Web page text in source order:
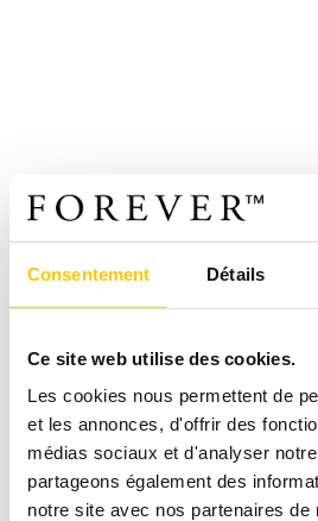
Consentement Détails
Ce site web utilise des cookies.
Les cookies nous permettent de
et les annonces, d'offrir des
médias sociaux et d'analyser
partageons également des
notre site avec nos partenaires de